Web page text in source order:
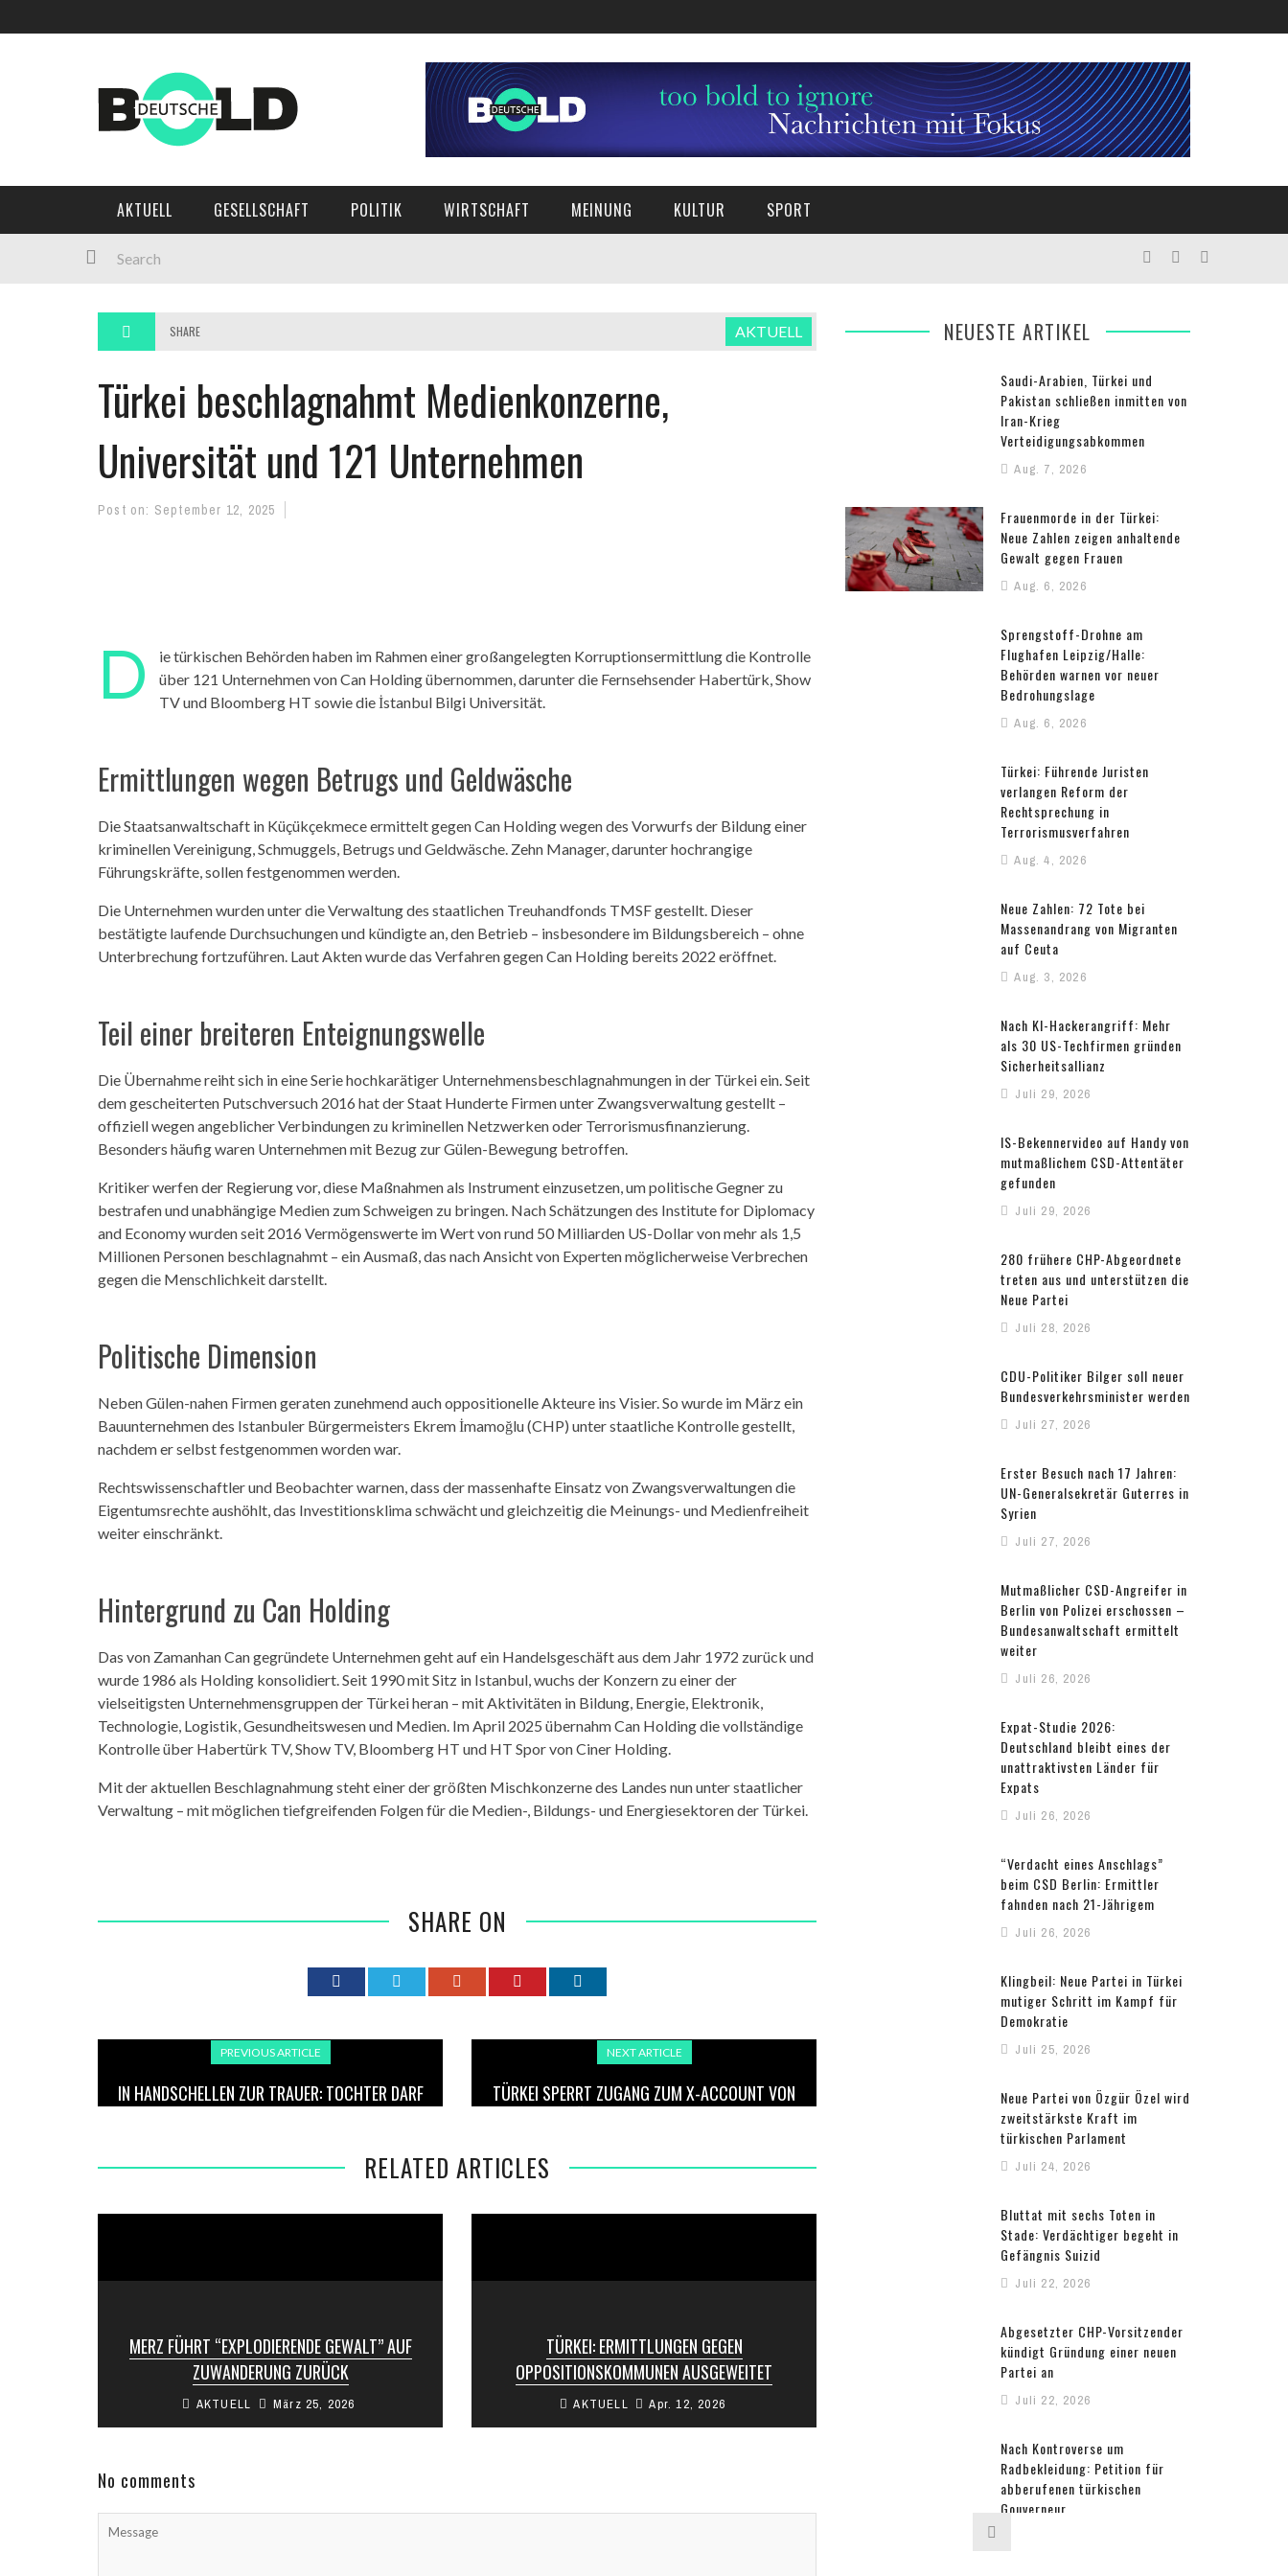
AKTUELL GESELLSCHAFT POLITIK WIRTSCHAFT MEINUNG KULTUR SPORT
SHARE AKTUELL
Türkei beschlagnahmt Medienkonzerne,
Universität und 121 Unternehmen
Post on: September 12, 2025
D
ie türkischen Behörden haben im Rahmen einer großangelegten Korruptionsermittlung die Kontrolle
über 121 Unternehmen von Can Holding übernommen, darunter die Fernsehsender Habertürk, Show
TV und Bloomberg HT sowie die İstanbul Bilgi Universität.
Ermittlungen wegen Betrugs und Geldwäsche
Die Staatsanwaltschaft in Küçükçekmece ermittelt gegen Can Holding wegen des Vorwurfs der Bildung einer
kriminellen Vereinigung, Schmuggels, Betrugs und Geldwäsche. Zehn Manager, darunter hochrangige
Führungskräfte, sollen festgenommen werden.
Die Unternehmen wurden unter die Verwaltung des staatlichen Treuhandfonds TMSF gestellt. Dieser
bestätigte laufende Durchsuchungen und kündigte an, den Betrieb – insbesondere im Bildungsbereich – ohne
Unterbrechung fortzuführen. Laut Akten wurde das Verfahren gegen Can Holding bereits 2022 eröffnet.
Teil einer breiteren Enteignungswelle
Die Übernahme reiht sich in eine Serie hochkarätiger Unternehmensbeschlagnahmungen in der Türkei ein. Seit
dem gescheiterten Putschversuch 2016 hat der Staat Hunderte Firmen unter Zwangsverwaltung gestellt –
offiziell wegen angeblicher Verbindungen zu kriminellen Netzwerken oder Terrorismusfinanzierung.
Besonders häufig waren Unternehmen mit Bezug zur Gülen-Bewegung betroffen.
Kritiker werfen der Regierung vor, diese Maßnahmen als Instrument einzusetzen, um politische Gegner zu
bestrafen und unabhängige Medien zum Schweigen zu bringen. Nach Schätzungen des Institute for Diplomacy
and Economy wurden seit 2016 Vermögenswerte im Wert von rund 50 Milliarden US-Dollar von mehr als 1,5
Millionen Personen beschlagnahmt – ein Ausmaß, das nach Ansicht von Experten möglicherweise Verbrechen
gegen die Menschlichkeit darstellt.
Politische Dimension
Neben Gülen-nahen Firmen geraten zunehmend auch oppositionelle Akteure ins Visier. So wurde im März ein
Bauunternehmen des Istanbuler Bürgermeisters Ekrem İmamoğlu (CHP) unter staatliche Kontrolle gestellt,
nachdem er selbst festgenommen worden war.
Rechtswissenschaftler und Beobachter warnen, dass der massenhafte Einsatz von Zwangsverwaltungen die
Eigentumsrechte aushöhlt, das Investitionsklima schwächt und gleichzeitig die Meinungs- und Medienfreiheit
weiter einschränkt.
Hintergrund zu Can Holding
Das von Zamanhan Can gegründete Unternehmen geht auf ein Handelsgeschäft aus dem Jahr 1972 zurück und
wurde 1986 als Holding konsolidiert. Seit 1990 mit Sitz in Istanbul, wuchs der Konzern zu einer der
vielseitigsten Unternehmensgruppen der Türkei heran – mit Aktivitäten in Bildung, Energie, Elektronik,
Technologie, Logistik, Gesundheitswesen und Medien. Im April 2025 übernahm Can Holding die vollständige
Kontrolle über Habertürk TV, Show TV, Bloomberg HT und HT Spor von Ciner Holding.
Mit der aktuellen Beschlagnahmung steht einer der größten Mischkonzerne des Landes nun unter staatlicher
Verwaltung – mit möglichen tiefgreifenden Folgen für die Medien-, Bildungs- und Energiesektoren der Türkei.
SHARE ON
PREVIOUS ARTICLE
IN HANDSCHELLEN ZUR TRAUER: TOCHTER DARF
NEXT ARTICLE
TÜRKEI SPERRT ZUGANG ZUM X-ACCOUNT VON
RELATED ARTICLES
MERZ FÜHRT “EXPLODIERENDE GEWALT” AUF
ZUWANDERUNG ZURÜCK
Bundeskanzler Friedrich Merz (CDU) hat einen
Zusammenhang zwischen der Zuwanderung von
Gewaltkriminalität in Deutschland ...
AKTUELL März 25, 2026
TÜRKEI: ERMITTLUNGEN GEGEN
OPPOSITIONSKOMMUNEN AUSGEWEITET
In der Türkei setzt die Justiz ihr Vorgehen gegen
Kommunen fort, die von der Oppositionspartei
AKTUELL Apr. 12, 2026
No comments
NEUESTE ARTIKEL
Saudi-Arabien, Türkei und
Pakistan schließen inmitten von
Iran-Krieg
Verteidigungsabkommen
Aug. 7, 2026
Frauenmorde in der Türkei:
Neue Zahlen zeigen anhaltende
Gewalt gegen Frauen
Aug. 6, 2026
Sprengstoff-Drohne am
Flughafen Leipzig/Halle:
Behörden warnen vor neuer
Bedrohungslage
Aug. 6, 2026
Türkei: Führende Juristen
verlangen Reform der
Rechtsprechung in
Terrorismusverfahren
Aug. 4, 2026
Neue Zahlen: 72 Tote bei
Massenandrang von Migranten
auf Ceuta
Aug. 3, 2026
Nach KI-Hackerangriff: Mehr
als 30 US-Techfirmen gründen
Sicherheitsallianz
Juli 29, 2026
IS-Bekennervideo auf Handy von
mutmaßlichem CSD-Attentäter
gefunden
Juli 29, 2026
280 frühere CHP-Abgeordnete
treten aus und unterstützen die
Neue Partei
Juli 28, 2026
CDU-Politiker Bilger soll neuer
Bundesverkehrsminister werden
Juli 27, 2026
Erster Besuch nach 17 Jahren:
UN-Generalsekretär Guterres in
Syrien
Juli 27, 2026
Mutmaßlicher CSD-Angreifer in
Berlin von Polizei erschossen –
Bundesanwaltschaft ermittelt
weiter
Juli 26, 2026
Expat-Studie 2026:
Deutschland bleibt eines der
unattraktivsten Länder für
Expats
Juli 26, 2026
“Verdacht eines Anschlags”
beim CSD Berlin: Ermittler
fahnden nach 21-Jährigem
Juli 26, 2026
Klingbeil: Neue Partei in Türkei
mutiger Schritt im Kampf für
Demokratie
Juli 25, 2026
Neue Partei von Özgür Özel wird
zweitstärkste Kraft im
türkischen Parlament
Juli 24, 2026
Bluttat mit sechs Toten in
Stade: Verdächtiger begeht in
Gefängnis Suizid
Juli 22, 2026
Abgesetzter CHP-Vorsitzender
kündigt Gründung einer neuen
Partei an
Juli 22, 2026
Nach Kontroverse um
Radbekleidung: Petition für
abberufenen türkischen
Gouverneur